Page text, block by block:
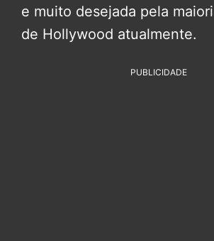
e muito desejada pela
de Hollywood atualmente.
PUBLICIDADE